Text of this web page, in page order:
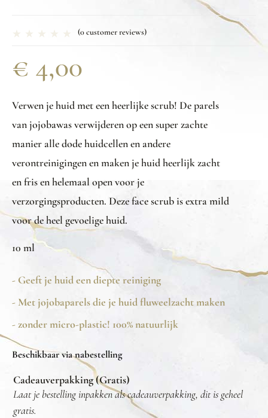
(0customer reviews)
€ 4,00
Verwen je huid met een heerlijke scrub! De parels
van jojobawas verwijderen op een super zachte
manier alle dode huidcellen en andere
verontreinigingen en maken je huid heerlijk zacht
en fris en helemaal open voor je
verzorgingsproducten. Deze face scrub is extra mild
voor de heel gevoelige huid.
10 ml
- Geeft je huid een diepte reiniging
- Met jojobaparels die je huid fluweelzacht maken
- zonder micro-plastic! 100% natuurlijk
Beschikbaar via nabestelling
Cadeauverpakking (Gratis)
Laat je bestelling inpakken als cadeauverpakking, dit is geheel
gratis.